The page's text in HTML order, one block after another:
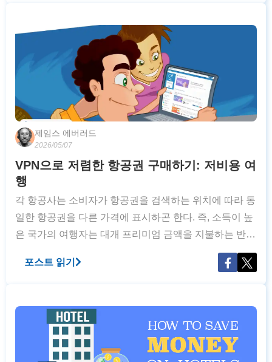
제임스 에버러드
2026/05/07
VPN으로 저렴한 항공권 구매하기: 저비용 여
행
각 항공사는 소비자가 항공권을 검색하는 위치에 따라 동
일한 항공권을 다른 가격에 표시하곤 한다. 즉, 소득이 높
은 국가의 여행자는 대개 프리미엄 금액을 지불하는 반
면, 동남아시아나 남아메리카 등의 지역에 거주하는 여행
자는 훨씬 저렴한 금액의 항공권을 보게 된다. VPN을 이
포스트 읽기